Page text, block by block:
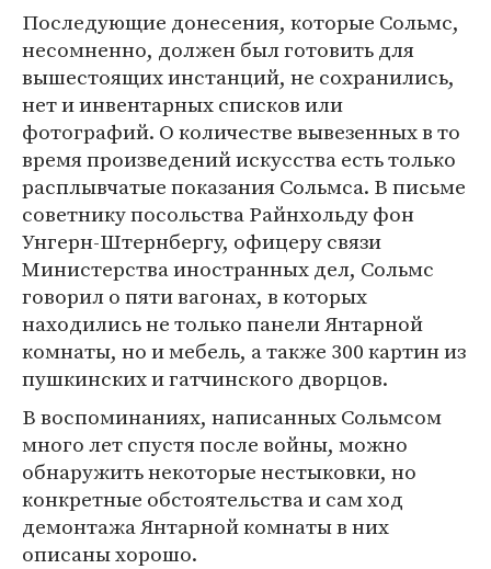
Последующие донесения, которые Сольмс,
несомненно, должен был готовить для
вышестоящих инстанций, не сохранились,
нет и инвентарных списков или
фотографий. О количестве вывезенных в то
время произведений искусства есть только
расплывчатые показания Сольмса. В письме
советнику посольства Райнхольду фон
Унгерн-Штернбергу, офицеру связи
Министерства иностранных дел, Сольмс
говорил о пяти вагонах, в которых
находились не только панели Янтарной
комнаты, но и мебель, а также 300 картин из
пушкинских и гатчинского дворцов.
В воспоминаниях, написанных Сольмсом
много лет спустя после войны, можно
обнаружить некоторые нестыковки, но
конкретные обстоятельства и сам ход
демонтажа Янтарной комнаты в них
описаны хорошо.